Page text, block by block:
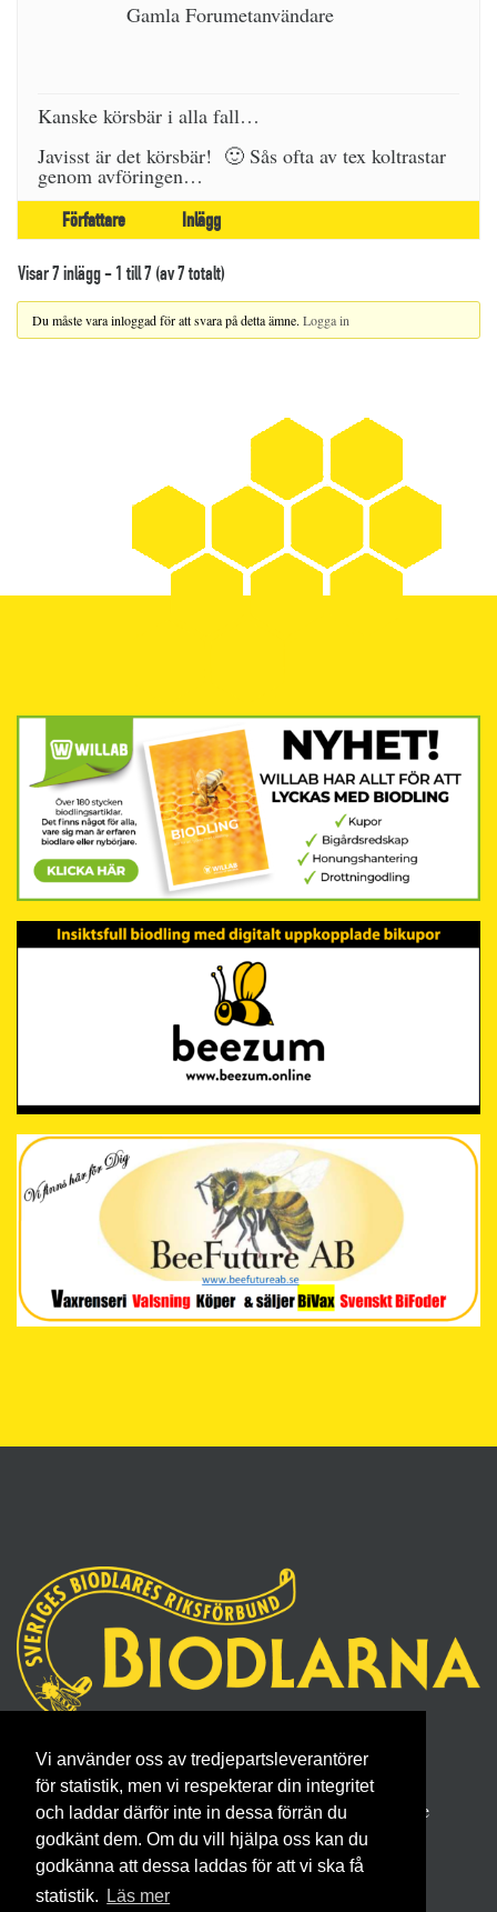
Vi använder oss av tredjepartsleverantörer
för statistik, men vi respekterar din integritet
och laddar därför inte in dessa förrän du
godkänt dem. Om du vill hjälpa oss kan du
godkänna att dessa laddas för att vi ska få
statistik.
Läs mer
Gamla Forumetanvändare
Kanske körsbär i alla fall…
Javisst är det körsbär! 🙂 Sås ofta av tex koltrastar
genom avföringen…
Författare Inlägg
Visar 7 inlägg - 1 till 7 (av 7 totalt)
Du måste vara inloggad för att svara på detta ämne. Logga in
Sveriges Biodlares Riksförbund
Borgmästaregatan 26, 596 34 Skänninge
Telefon 0142- 48 20 00, E-post: info@biodlarna.se
Köpvillkor för medlemskap